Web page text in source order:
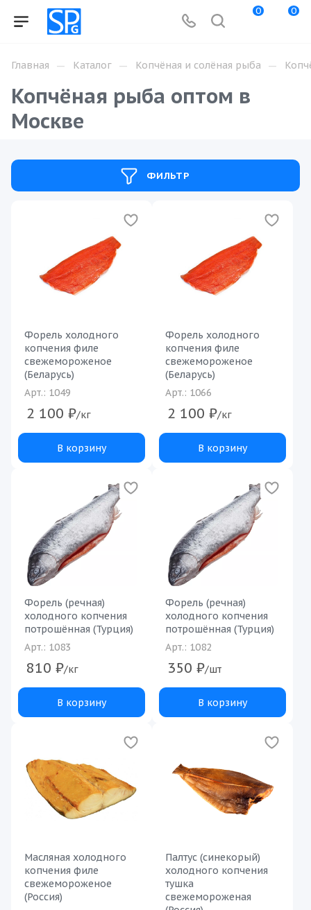
0 0
Главная — Каталог — Копчёная и солёная рыба —
Копчёная рыба оптом в
Москве
ФИЛЬТР
Форель холодного
копчения филе
свежемороженое
(Беларусь)
Арт.: 1049
2 100 ₽/кг
В корзину
Форель холодного
копчения филе
свежемороженое
(Беларусь)
Арт.: 1066
2 100 ₽/кг
В корзину
Форель (речная)
холодного копчения
потрошённая (Турция)
Арт.: 1083
810 ₽/кг
В корзину
Форель (речная)
холодного копчения
потрошённая (Турция)
Арт.: 1082
350 ₽/шт
В корзину
Масляная холодного
копчения филе
свежемороженое
(Россия)
Палтус (синекорый)
холодного копчения
тушка
свежемороженая